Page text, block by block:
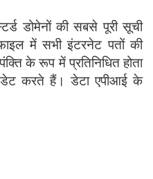
डोमेनों की सबसे पूरी सूची
में सभी इंटरनेट पतों की
के रूप में प्रतिनिधित होता
करते हैं। डेटा एपीआई के